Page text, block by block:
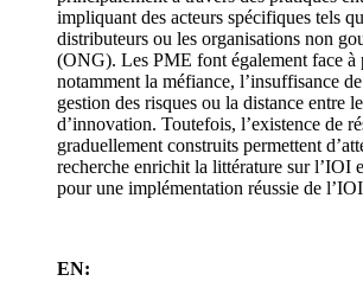
impliquant des acteurs spécifiques tels
distributeurs ou les organisations non
(ONG). Les PME font également face à
notamment la méfiance, l’insuffisance
gestion des risques ou la distance entre
d’innovation. Toutefois, l’existence de
graduellement construits permettent
recherche enrichit la littérature sur l’IOI
pour une implémentation réussie de
EN: